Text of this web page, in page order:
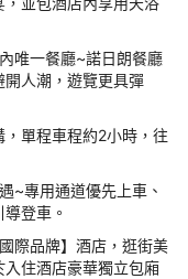
唯一餐廳~諾日朗餐廳
人潮，遊覽更具彈
單程車程約2小時，往
~專用通道優先上車、
登車。
際品牌】酒店，逛街美
住酒店豪華獨立包廂